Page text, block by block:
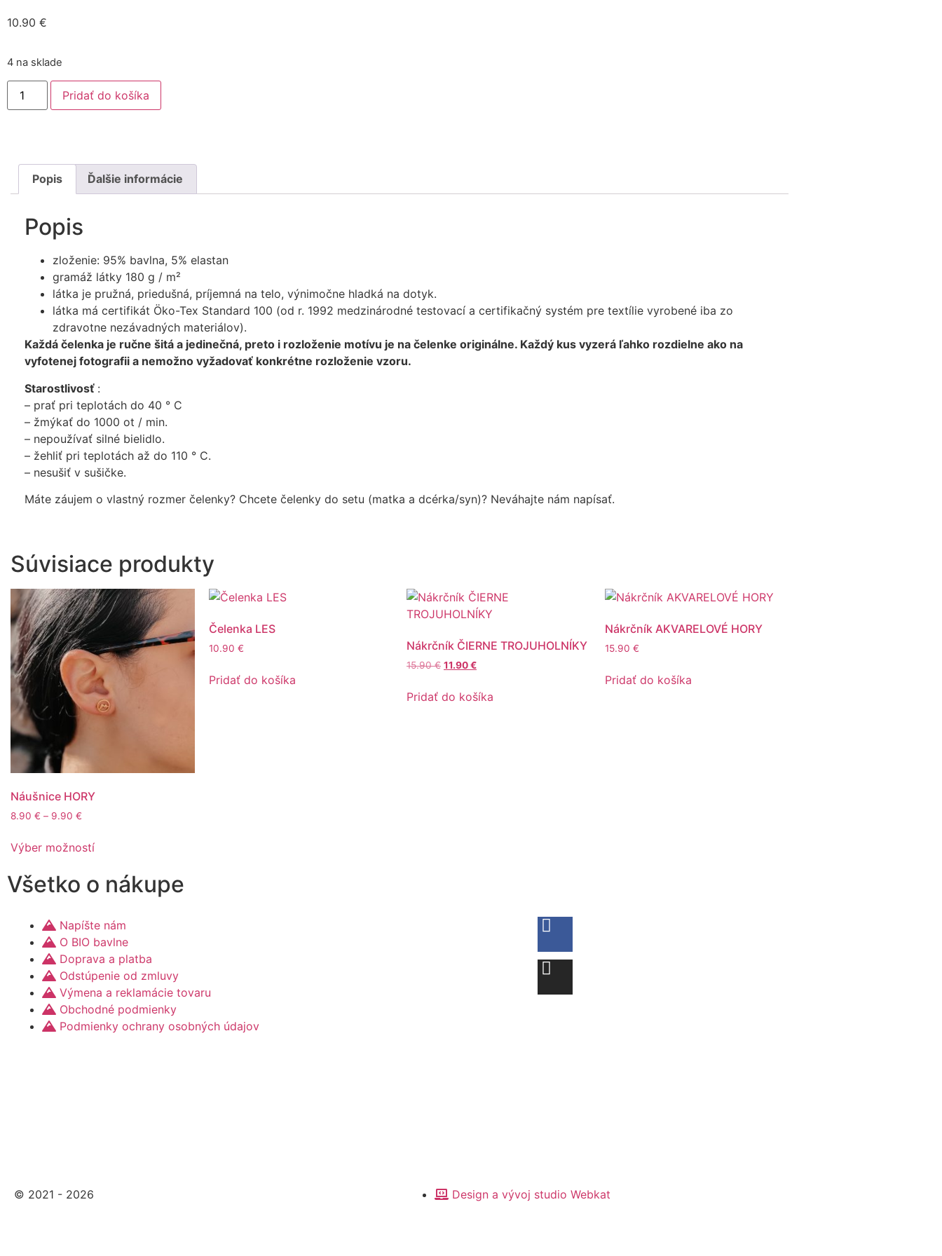
10.90 €
4 na sklade
Pridať do košíka
Popis Ďalšie informácie
Popis
zloženie: 95% bavlna, 5% elastan
gramáž látky 180 g / m²
látka je pružná, priedušná, príjemná na telo, výnimočne hladká na dotyk.
látka má certifikát Öko-Tex Standard 100 (od r. 1992 medzinárodné testovací a certifikačný systém pre textílie vyrobené iba zo
zdravotne nezávadných materiálov).
Každá čelenka je ručne šitá a jedinečná, preto i rozloženie motívu je na čelenke originálne. Každý kus vyzerá ľahko rozdielne ako na
vyfotenej fotografii a nemožno vyžadovať konkrétne rozloženie vzoru.
Starostlivosť :
– prať pri teplotách do 40 ° C
– žmýkať do 1000 ot / min.
– nepoužívať silné bielidlo.
– žehliť pri teplotách až do 110 ° C.
– nesušiť v sušičke.
Máte záujem o vlastný rozmer čelenky? Chcete čelenky do setu (matka a dcérka/syn)? Neváhajte nám napísať.
Súvisiace produkty
Náušnice HORY
8.90 € – 9.90 €
Výber možností
Čelenka LES
10.90 €
Pridať do košíka
Nákrčník ČIERNE TROJUHOLNÍKY
15.90€ 11.90€
Pridať do košíka
Nákrčník AKVARELOVÉ HORY
15.90 €
Pridať do košíka
Všetko o nákupe
Napíšte nám
O BIO bavlne
Doprava a platba
Odstúpenie od zmluvy
Výmena a reklamácie tovaru
Obchodné podmienky
Podmienky ochrany osobných údajov
© 2021 - 2026 Design a vývoj studio Webkat